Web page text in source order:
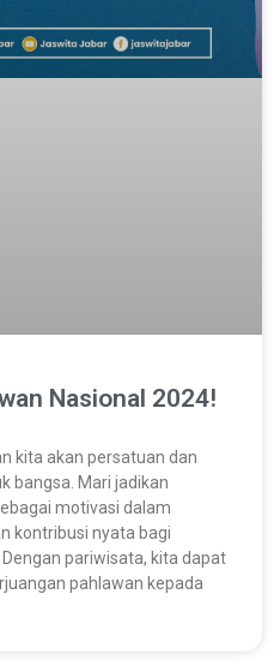
Nasional 2024!
kita akan persatuan dan
bangsa. Mari jadikan
motivasi dalam
kontribusi nyata bagi
pariwisata, kita dapat
pahlawan kepada